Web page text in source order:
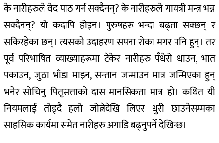
के नारीहरुले वेद पाठ गर्न सक्दैनन्? के नारीहरुले गायत्री मन्त्र भन्न
सक्दैनन्? यो कदापि होइन। पुरुषहरू भन्दा बढ्ता सक्छन् र
सकिरहेका छन्। त्यसकाे उदाहरण सपना रोका मगर पनि हुन्। तर
पूर्व परिभाषित व्याख्याहरूमा टेकेर नारीहरु पँधेरो धाउन, भात
पकाउन, जुठा भाँडा माझ्न, सन्तान जन्माउन मात्र जन्मिएका हुन्
भनेर सोचिनु पितृसत्ताको दास मानसिकता मात्र हो। कथित यी
नियमलाई तोड्दै हलो जोत्नेदेखि लिएर धुरी छाउनेसम्मका
साहसिक कार्यमा समेत नारीहरु अगाडि बढ्नुपर्ने देखिन्छ।